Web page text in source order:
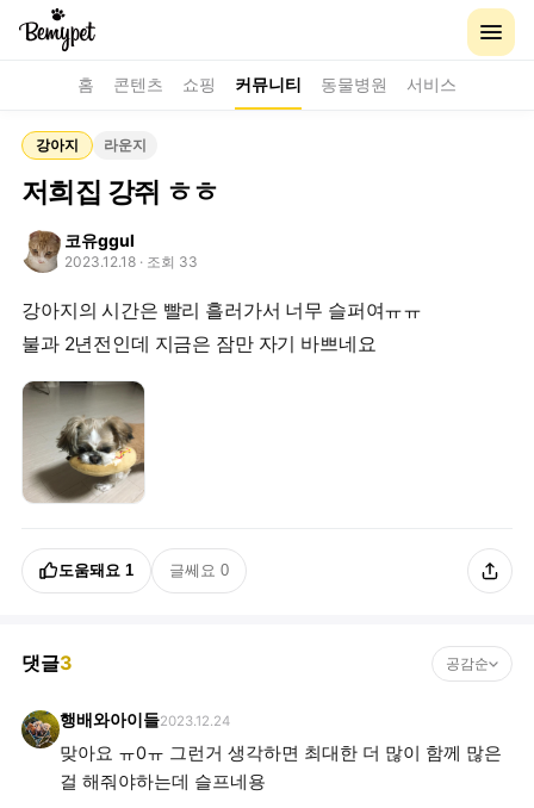
홈 콘텐츠 쇼핑 커뮤니티 동물병원 서비스
강아지 라운지
저희집 강쥐 ㅎㅎ
코유ggul
2023.12.18 · 조회 33
강아지의 시간은 빨리 흘러가서 너무 슬퍼여ㅠㅠ
불과 2년전인데 지금은 잠만 자기 바쁘네요
도움돼요 1 글쎄요 0
댓글3 공감순
행배와아이들2023.12.24
맞아요 ㅠ0ㅠ 그런거 생각하면 최대한 더 많이 함께 많은
걸 해줘야하는데 슬프네용